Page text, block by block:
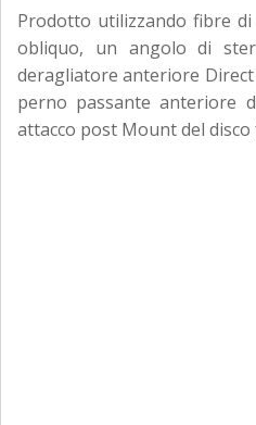
Prodotto utilizzando fibre
obliquo, un angolo di
deragliatore anteriore
perno passante anteriore
attacco post Mount del